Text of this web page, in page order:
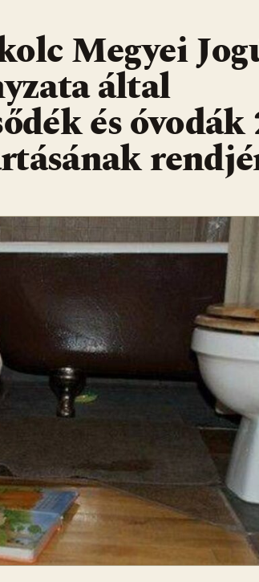
Megyei
által
és óvodák